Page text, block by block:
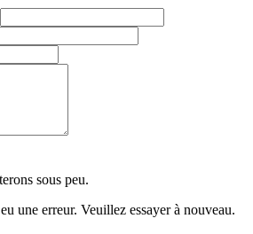
sous peu.
une erreur. Veuillez essayer à nouveau.